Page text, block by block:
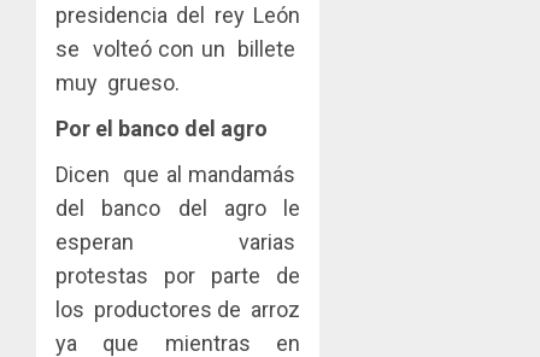
presidencia del rey León
se volteó con un billete
muy grueso.
Por el banco del agro
Dicen que al mandamás
del banco del agro le
esperan varias
protestas por parte de
los productores de arroz
ya que mientras en